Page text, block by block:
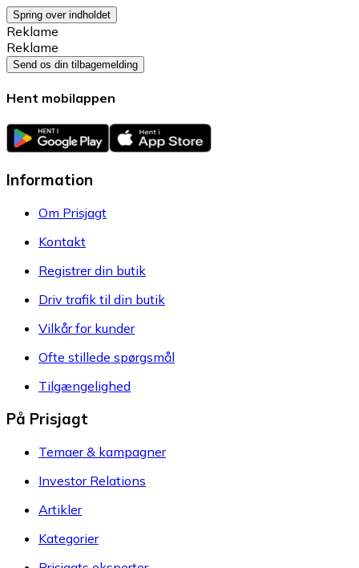
Spring over indholdet
Reklame
Reklame
Send os din tilbagemelding
Hent mobilappen
Information
Om Prisjagt
Kontakt
Registrer din butik
Driv trafik til din butik
Vilkår for kunder
Ofte stillede spørgsmål
Tilgængelighed
På Prisjagt
Temaer & kampagner
Investor Relations
Artikler
Kategorier